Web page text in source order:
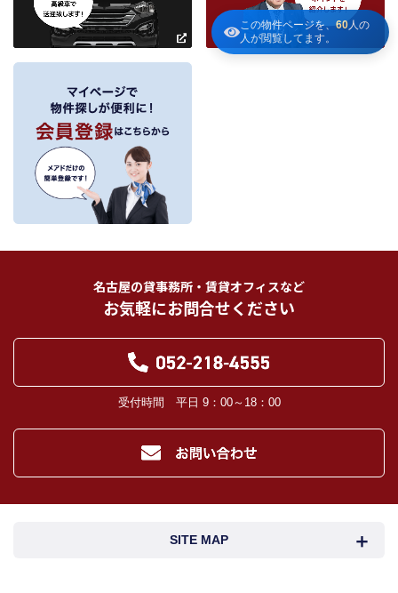
この物件ページを、60 人の
人が閲覧してます。
有用と思われる当社提携先の商品・サービス等を紹介するためのダイレクトメ
ールの発送等のために、お宮様の個人情報のうち住所、氏名、電話番号、メー
ルアドレスの情報を利用させていただきます。このための利用は、お客様から
の申し出により取り止めます。
３．個人情報の第三者への提供
当社が保有する個人情報は、お客様との契約の履行、賃貸取引にあっては契約管
理、売買取引にあっては契約後の管理・アフターサービスの実施のため、業務の
内容に応じて、氏名、住所、電話番号、生年月日、不動産物件情報、成約情報
を、書面、郵便物、電話、インターネット、電子メール、広告媒体等で次の 1.～
11.記載の第三者に提供されます。なお、お客様からの申出がありましたら、提供
は停止いたします。
お客様から委託を受けた事項についての契約の相手方となる者、その見込者。
他の宅地建物取引業者。
取引業者に義務付けられます。）
登記に関する司法書士、土地家屋調査士。
対象不動産について管理の必要がある場合における管理業者。
当社の管理が生じる場合は、管理委託契約の重要事項説明書に定める業務委託
先及び管理費引き落としの際の振込先金融機関、管理組合役員。
入居者様が賃料を滞納した場合の滞納取立者。
当社のデータベース等に対する必要な安全管理措置を実施いたします。
当社が保有する個人データの扱いの全部又は一部について外部委託をするとき
フリーワード検索
名古屋の貸事務所・賃貸オフィスなど
お気軽にお問合せください
受付時間 平日 9：00～18：00
SITE MAP